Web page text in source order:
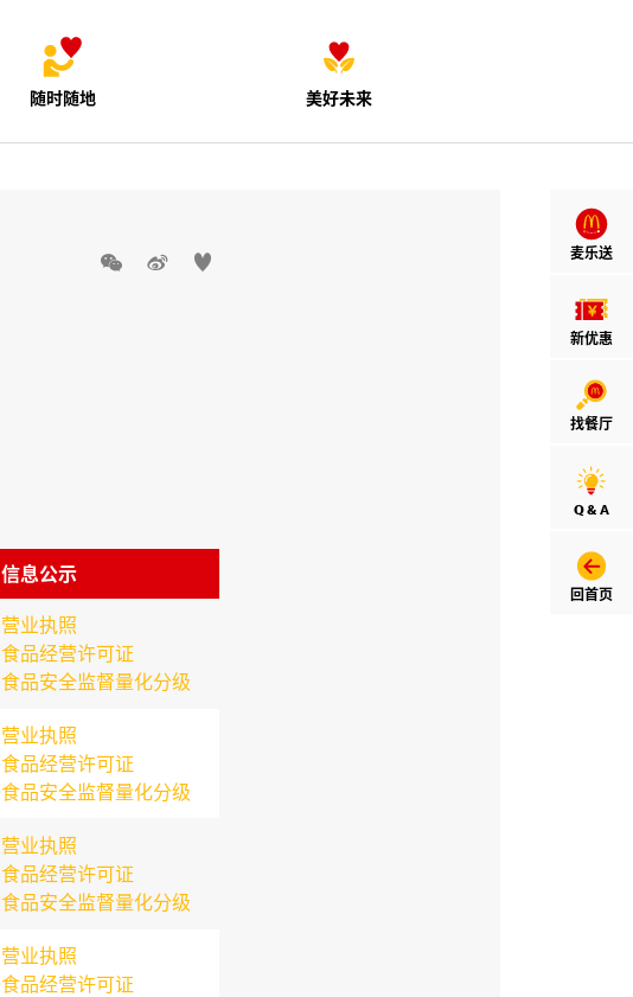
随时随地 美好未来
麦乐送
新优惠
找餐厅
Q & A
回首页
  
信息公示
营业执照
食品经营许可证
食品安全监督量化分级
营业执照
食品经营许可证
食品安全监督量化分级
营业执照
食品经营许可证
食品安全监督量化分级
营业执照
食品经营许可证